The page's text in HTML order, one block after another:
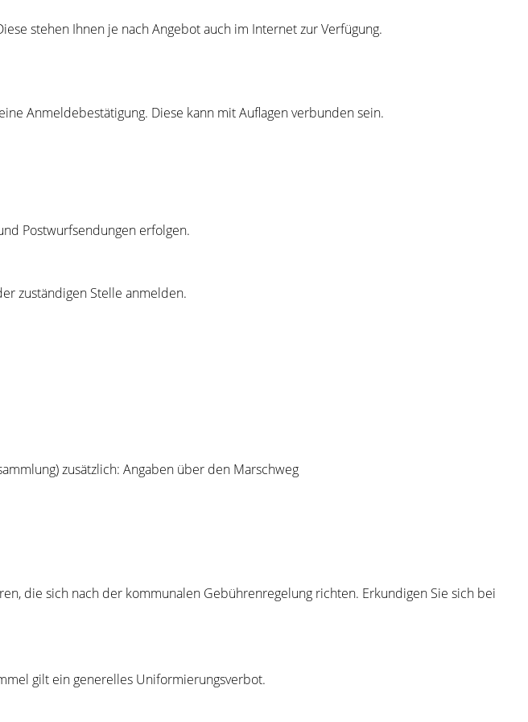
stehen Ihnen je nach Angebot auch im Internet zur Verfügung.
Anmeldebestätigung. Diese kann mit Auflagen verbunden sein.
Postwurfsendungen erfolgen.
zuständigen Stelle anmelden.
zusätzlich: Angaben über den Marschweg
die sich nach der kommunalen Gebührenregelung richten. Erkundigen Sie sich bei
gilt ein generelles Uniformierungsverbot.